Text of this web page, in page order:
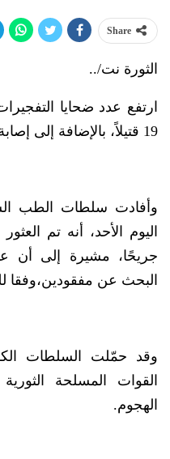
Share
الثورة نت/..
ارتفع عدد ضحايا
19 قتيلاً، بالإضافة إلى إصابة 38 آخرين.
وأفادت سلطات الطب
جريحًا، مشيرة إلى أن
البحث عن مفقودين،وفقا
وقد حمّلت السلطات
القوات المسلحة
الهجوم.